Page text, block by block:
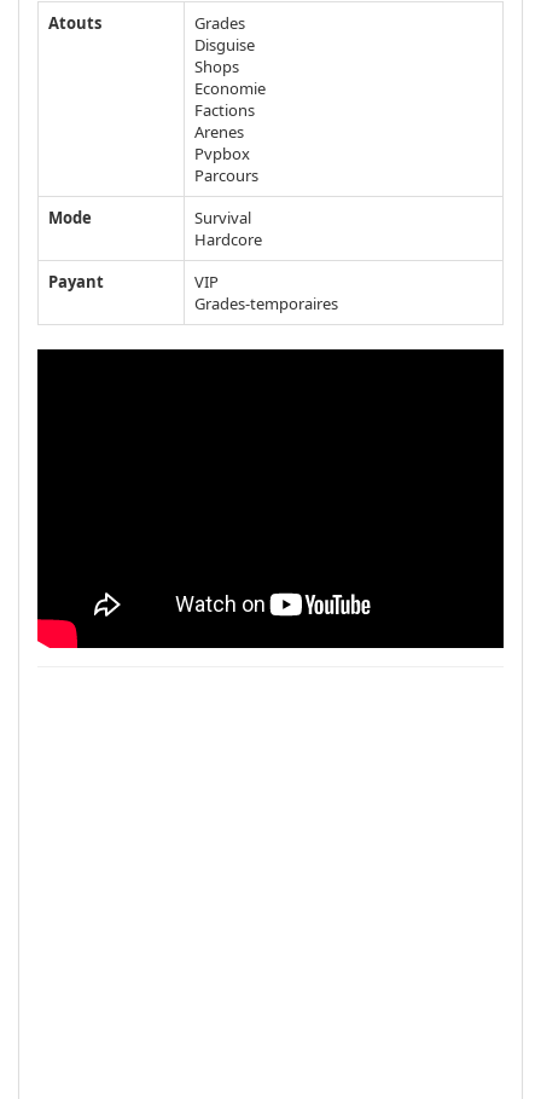
Atouts
Grades
Disguise
Shops
Economie
Factions
Arenes
Pvpbox
Parcours
Mode
Survival
Hardcore
Payant
VIP
Grades-temporaires